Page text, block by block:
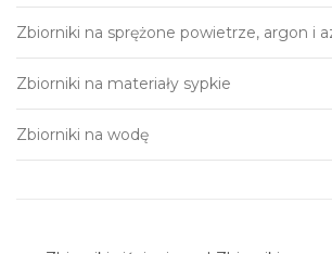
Zbiorniki na sprężone powietrze, argon i
Zbiorniki na materiały sypkie
Zbiorniki na wodę